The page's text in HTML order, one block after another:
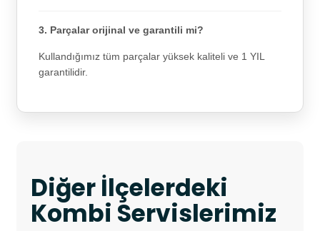
3. Parçalar orijinal ve garantili mi?
Kullandığımız tüm parçalar yüksek kaliteli ve 1 YIL
garantilidir.
Diğer İlçelerdeki
Kombi Servislerimiz